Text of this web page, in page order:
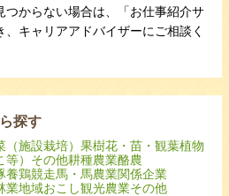
つからない場合は、「お仕事紹介サ
キャリアアドバイザーにご相談く
探す
（施設栽培） 果樹花・苗・観葉植物
） その他耕種農業酪農
養鶏競走馬・馬農業関係企業
業地域おこし観光農業その他